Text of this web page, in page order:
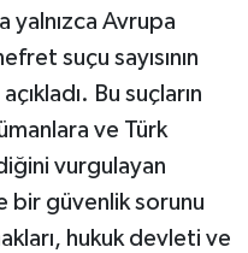
yalnızca Avrupa
suçu sayısının
Bu suçların
ve Türk
vurgulayan
bir güvenlik sorunu
hukuk devleti ve